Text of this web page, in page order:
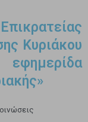
Κυριάκου